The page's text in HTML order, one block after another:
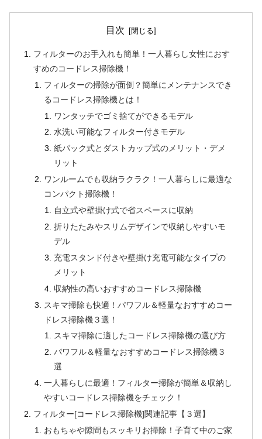
目次
フィルターのお手入れも簡単！一人暮らし女性におす
すめのコードレス掃除機！
フィルターの掃除が面倒？簡単にメンテナンスでき
るコードレス掃除機とは！
ワンタッチでゴミ捨てができるモデル
水洗い可能なフィルター付きモデル
紙パック式とダストカップ式のメリット・デメ
リット
ワンルームでも収納ラクラク！一人暮らしに最適な
コンパクト掃除機！
自立式や壁掛け式で省スペースに収納
折りたたみやスリムデザインで収納しやすいモ
デル
充電スタンド付きや壁掛け充電可能なタイプの
メリット
収納性の高いおすすめコードレス掃除機
スキマ掃除も快適！パワフル＆軽量なおすすめコー
ドレス掃除機３選！
スキマ掃除に適したコードレス掃除機の選び方
パワフル＆軽量なおすすめコードレス掃除機３
選
一人暮らしに最適！フィルター掃除が簡単＆収納し
やすいコードレス掃除機をチェック！
フィルター[コードレス掃除機]関連記事【３選】
おもちゃや隙間もスッキリお掃除！子育て中のご家